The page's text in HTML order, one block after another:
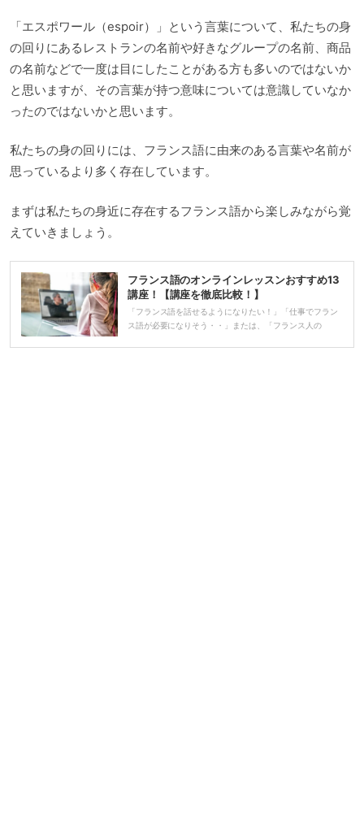
「エスポワール（espoir）」という言葉について、私たちの身
の回りにあるレストランの名前や好きなグループの名前、商品
の名前などで一度は目にしたことがある方も多いのではないか
と思いますが、その言葉が持つ意味については意識していなか
ったのではないかと思います。
私たちの身の回りには、フランス語に由来のある言葉や名前が
思っているより多く存在しています。
まずは私たちの身近に存在するフランス語から楽しみながら覚
えていきましょう。
フランス語のオンラインレッスンおすすめ13
講座！【講座を徹底比較！】
「フランス語を話せるようになりたい！」「仕事でフラン
ス語が必要になりそう・・」または、「フランス人の